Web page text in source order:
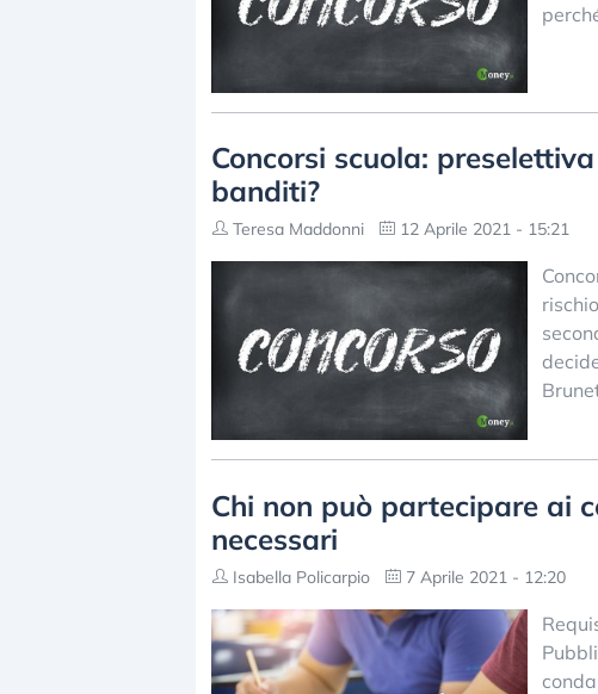
Concorsi scuola:
banditi?
Teresa Maddonni 12 Aprile 2021 - 15:21
Chi non può partecipare ai
necessari
Isabella Policarpio 7 Aprile 2021 - 12:20